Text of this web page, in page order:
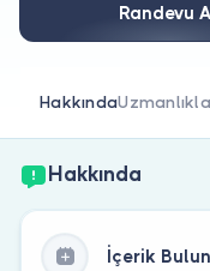
Randevu
Hakkında
Hakkında
İçerik